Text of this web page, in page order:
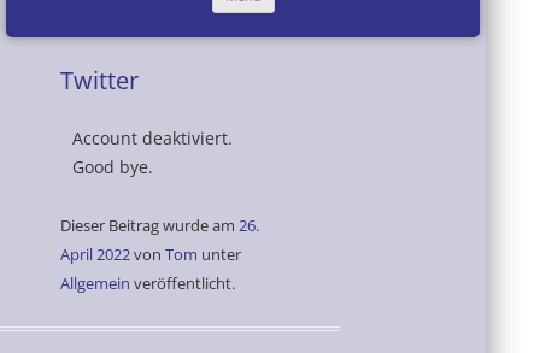
springen
Twitter
Account deaktiviert.
Good bye.
Dieser Beitrag wurde am 26.
April 2022von Tom unter
Allgemein veröffentlicht.